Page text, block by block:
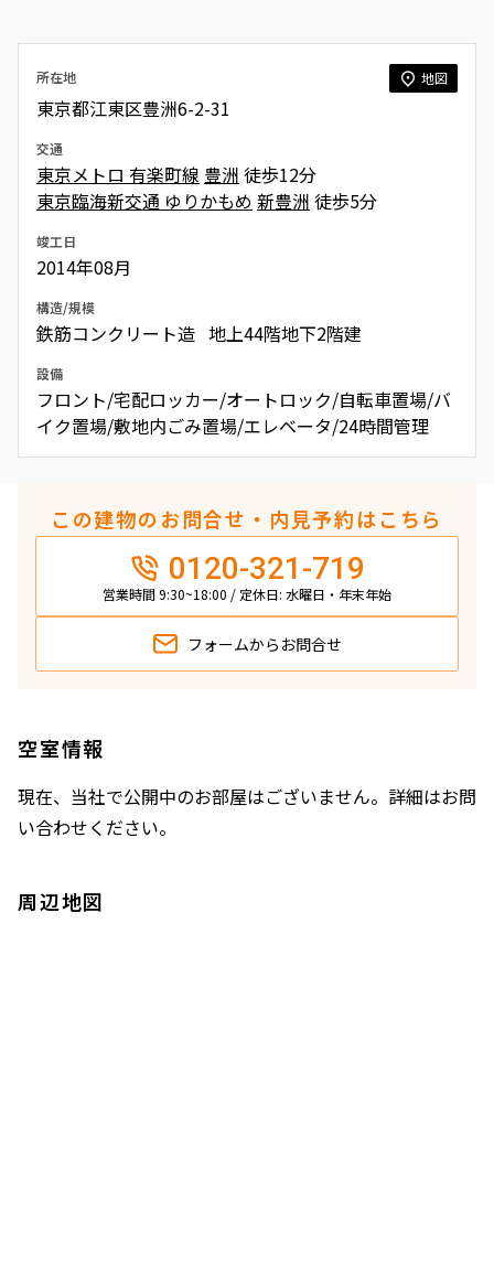
所在地 地図
東京都江東区豊洲6-2-31
交通
東京メトロ 有楽町線 豊洲 徒歩12分
東京臨海新交通 ゆりかもめ 新豊洲 徒歩5分
竣工日
2014年08月
構造/規模
鉄筋コンクリート造 地上44階地下2階建
設備
フロント/宅配ロッカー/オートロック/自転車置場/バ
イク置場/敷地内ごみ置場/エレベータ/24時間管理
この建物のお問合せ・内見予約はこちら
0120-321-719
営業時間 9:30~18:00 / 定休日: 水曜日・年末年始
フォームから お問合せ
空室情報
現在、当社で公開中のお部屋はございません。詳細はお問
い合わせください。
周辺地図